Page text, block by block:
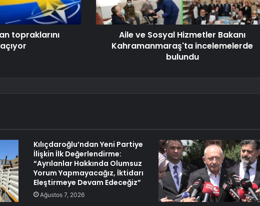
topraklarını
Aile ve Sosyal Hizmetler Bakanı
Kahramanmaraş'ta incelemelerde
bulundu
Kılıçdaroğlu’ndan Yeni Partiye
İlişkin İlk Değerlendirme:
“Ayrılanlar Hakkında Olumsuz
Yorum Yapmayacağız, İktidarı
Eleştirmeye Devam Edeceğiz”
Ağustos 7, 2026